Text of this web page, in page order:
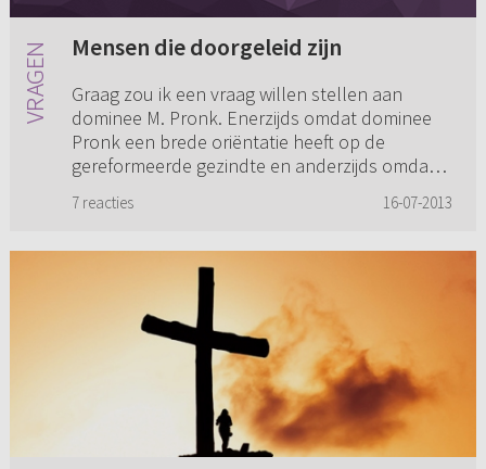
Mensen die doorgeleid zijn
Graag zou ik een vraag willen stellen aan
dominee M. Pronk. Enerzijds omdat dominee
Pronk een brede oriëntatie heeft op de
gereformeerde gezindte en anderzijds omdat ik
7 reacties 16-07-2013